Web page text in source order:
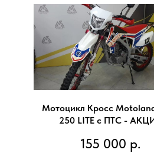
Мотоцикл Кросс
250 LITE с ПТС -
155 000 р.